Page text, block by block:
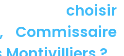
choisir
Commissaire